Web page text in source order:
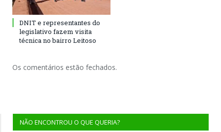
DNIT e representantes do
legislativo fazem visita
técnica no bairro Leitoso
Os comentários estão fechados.
NÃO ENCONTROU O QUE QUERIA?